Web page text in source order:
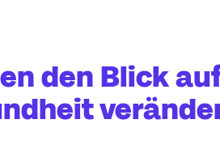
den Blick